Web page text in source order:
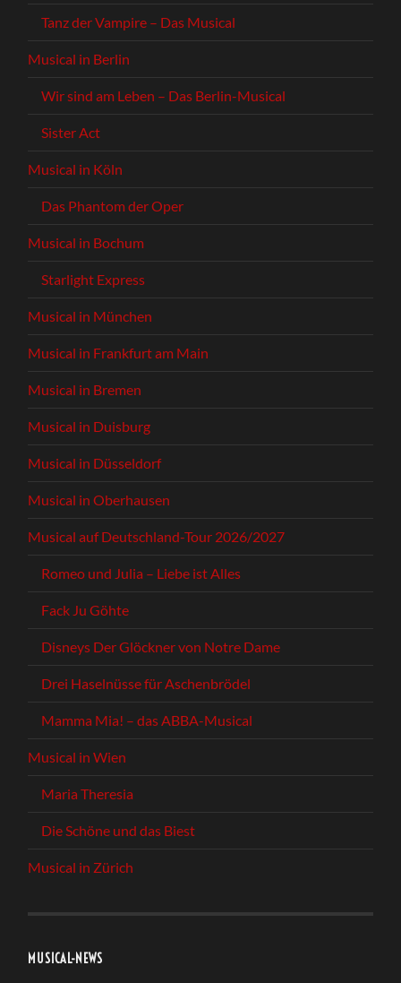
Tanz der Vampire – Das Musical
Musical in Berlin
Wir sind am Leben – Das Berlin-Musical
Sister Act
Musical in Köln
Das Phantom der Oper
Musical in Bochum
Starlight Express
Musical in München
Musical in Frankfurt am Main
Musical in Bremen
Musical in Duisburg
Musical in Düsseldorf
Musical in Oberhausen
Musical auf Deutschland-Tour 2026/2027
Romeo und Julia – Liebe ist Alles
Fack Ju Göhte
Disneys Der Glöckner von Notre Dame
Drei Haselnüsse für Aschenbrödel
Mamma Mia! – das ABBA-Musical
Musical in Wien
Maria Theresia
Die Schöne und das Biest
Musical in Zürich
MUSICAL-NEWS